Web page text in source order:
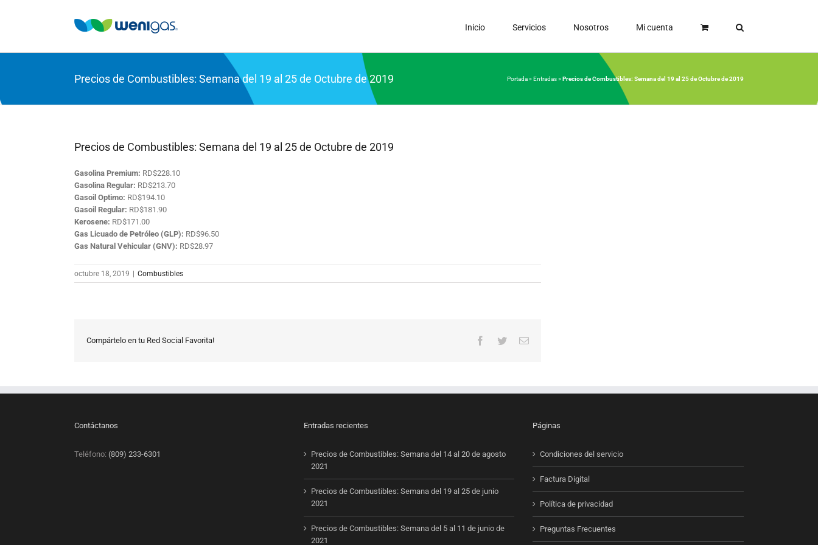
Inicio Servicios Nosotros Mi cuenta
Precios de Combustibles: Semana del 19 al 25 de Octubre de 2019 Portada»Entradas»Precios de Combustibles: Semana del 19 al 25 de Octubre de 2019
Precios de Combustibles: Semana del 19 al 25 de Octubre de 2019
Gasolina Premium: RD$228.10
Gasolina Regular: RD$213.70
Gasoil Optimo: RD$194.10
Gasoil Regular: RD$181.90
Kerosene: RD$171.00
Gas Licuado de Petróleo (GLP): RD$96.50
Gas Natural Vehicular (GNV): RD$28.97
octubre 18, 2019 | Combustibles
Compártelo en tu Red Social Favorita! Facebook
TwitterCorreo
Contáctanos
Teléfono: (809) 233-6301
Entradas recientes
Precios de Combustibles: Semana del 14 al 20 de agosto
2021
Precios de Combustibles: Semana del 19 al 25 de junio
2021
Precios de Combustibles: Semana del 5 al 11 de junio de
2021
Páginas
Condiciones del servicio
Factura Digital
Política de privacidad
Preguntas Frecuentes